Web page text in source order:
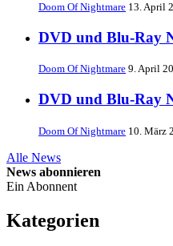
Doom Of Nightmare 13. April
DVD und Blu-Ray
Doom Of Nightmare 9. April
DVD und Blu-Ray
Doom Of Nightmare 10. März
Alle News
News abonnieren
Ein Abonnent
Kategorien